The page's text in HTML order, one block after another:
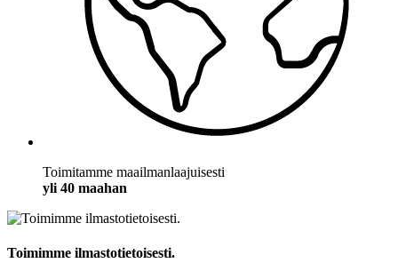
Toimitamme maailmanlaajuisesti
yli 40 maahan
Toimimme ilmastotietoisesti.